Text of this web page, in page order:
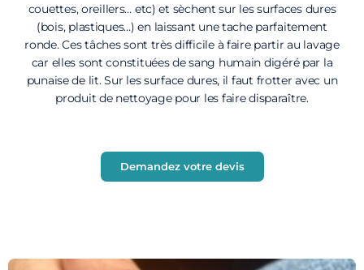
couettes, oreillers… etc) et sèchent sur les surfaces dures
(bois, plastiques…) en laissant une tache parfaitement
ronde. Ces tâches sont très difficile à faire partir au lavage
car elles sont constituées de sang humain digéré par la
punaise de lit. Sur les surface dures, il faut frotter avec un
produit de nettoyage pour les faire disparaître.
Demandez votre devis